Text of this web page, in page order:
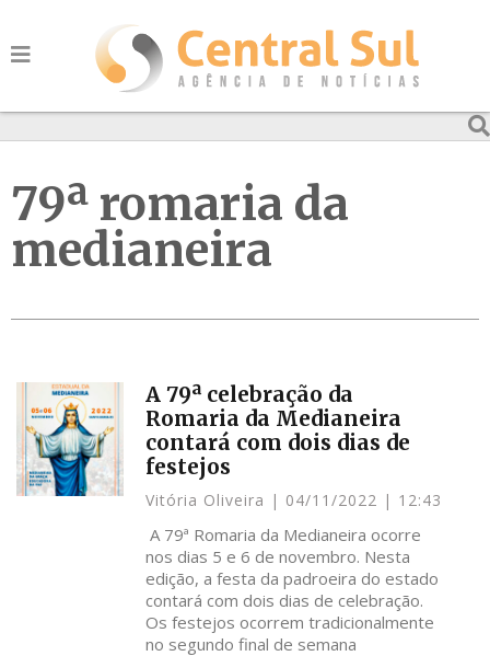
79ª romaria da
medianeira
A 79ª celebração da
Romaria da Medianeira
contará com dois dias de
festejos
Vitória Oliveira 04/11/2022 12:43
A 79ª Romaria da Medianeira ocorre
nos dias 5 e 6 de novembro. Nesta
edição, a festa da padroeira do estado
contará com dois dias de celebração.
Os festejos ocorrem tradicionalmente
no segundo final de semana